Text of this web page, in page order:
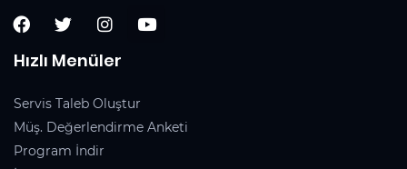
Hızlı Menüler
Servis Taleb Oluştur
Müş. Değerlendirme Anketi
Program İndir